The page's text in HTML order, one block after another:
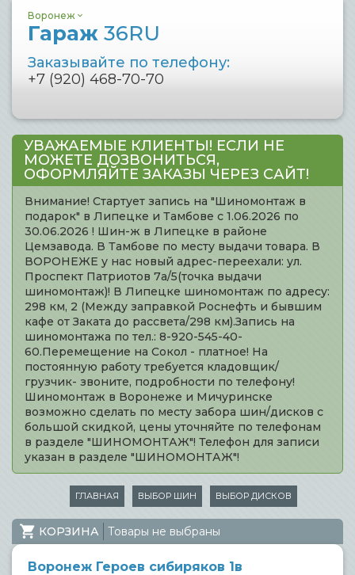
Воронеж
Гараж 36RU
Заказывайте по телефону:
+7 (920) 468-70-70
УВАЖАЕМЫЕ КЛИЕНТЫ! ЕСЛИ НЕ
МОЖЕТЕ ДОЗВОНИТЬСЯ,
ОФОРМЛЯЙТЕ ЗАКАЗЫ ЧЕРЕЗ САЙТ!
Внимание! Стартует запись на "Шиномонтаж в
подарок" в Липецке и Тамбове с 1.06.2026 по
30.06.2026 ! Шин-ж в Липецке в районе
Цемзавода. В Тамбове по месту выдачи товара. В
ВОРОНЕЖЕ у нас новый адрес-переехали: ул.
Проспект Патриотов 7а/5(точка выдачи
шиномонтаж)! В Липецке шиномонтаж по адресу:
298 км, 2 (Между заправкой Роснефть и бывшим
кафе от Заката до рассвета/298 км).Запись на
шиномонтажа по тел.: 8-920-545-40-
60.Перемещение на Сокол - платное! На
постоянную работу требуется кладовщик/
грузчик- звоните, подробности по телефону!
Шиномонтаж в Воронеже и Мичуринске
возможно сделать по месту забора шин/дисков с
большой скидкой, цены уточняйте по телефонам
в разделе "ШИНОМОНТАЖ"! Телефон для записи
указан в разделе "ШИНОМОНТАЖ"!
ГЛАВНАЯ ВЫБОР ШИН ВЫБОР ДИСКОВ
КОРЗИНА Товары не выбраны
Воронеж Героев сибиряков 1в